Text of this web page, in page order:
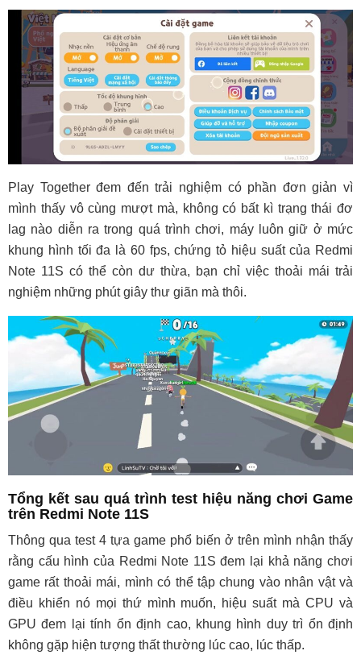
Play Together đem đến trải nghiệm có phần đơn giản vì
mình thấy vô cùng mượt mà, không có bất kì trạng thái đơ
lag nào diễn ra trong quá trình chơi, máy luôn giữ ở mức
khung hình tối đa là 60 fps, chứng tỏ hiệu suất của Redmi
Note 11S có thể còn dư thừa, bạn chỉ việc thoải mái trải
nghiệm những phút giây thư giãn mà thôi.
Tổng kết sau quá trình test hiệu năng chơi Game
trên Redmi Note 11S
Thông qua test 4 tựa game phổ biến ở trên mình nhận thấy
rằng cấu hình của Redmi Note 11S đem lại khả năng chơi
game rất thoải mái, mình có thể tập chung vào nhân vật và
điều khiển nó mọi thứ mình muốn, hiệu suất mà CPU và
GPU đem lại tính ổn định cao, khung hình duy trì ổn định
không gặp hiện tượng thất thường lúc cao, lúc thấp.